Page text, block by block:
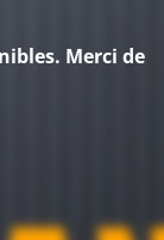
Merci de